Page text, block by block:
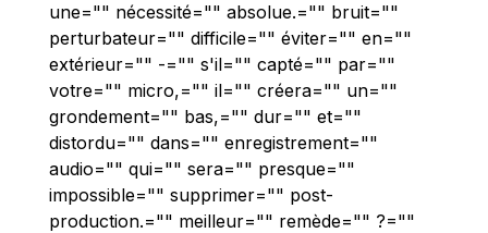
une="" nécessité="" absolue.="" bruit=""
perturbateur="" difficile="" éviter="" en=""
extérieur="" -="" s'il="" capté="" par=""
votre="" micro,="" il="" créera="" un=""
grondement="" bas,="" dur="" et=""
distordu="" dans="" enregistrement=""
audio="" qui="" sera="" presque=""
impossible="" supprimer="" post-
production.="" meilleur="" remède="" ?=""